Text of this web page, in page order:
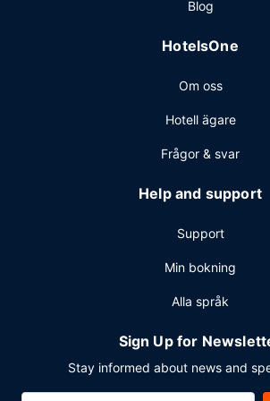
Blog
HotelsOne
Om oss
Hotell ägare
Frågor & svar
Help and support
Support
Min bokning
Alla språk
Sign Up for
Stay informed about news and